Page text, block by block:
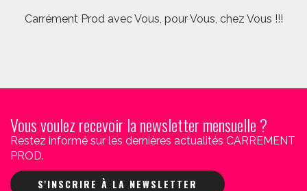
Carrément Prod avec Vous, pour Vous, chez Vous !!!
Vous voulez recevoir la newsletter mensuelle ?
Restez informé sur les dernières actualités CARREMENT
PROD.
S'INSCRIRE À LA NEWSLETTER